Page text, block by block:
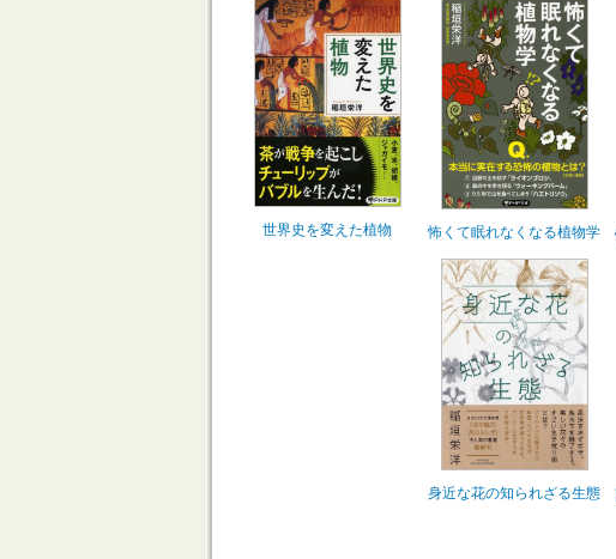
世界史を変えた植物 怖くて眠れなくなる植物学
身近な花の知られざる生態